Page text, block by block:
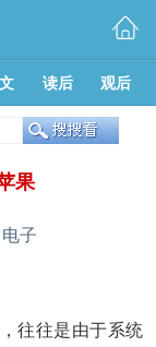
读后 观后
果
电子
往往是由于系统